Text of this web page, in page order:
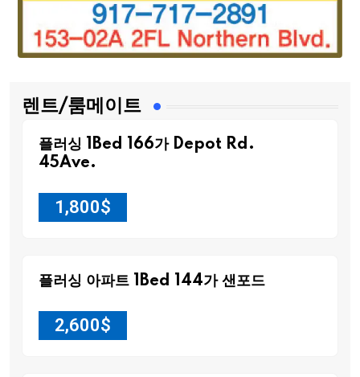
렌트/룸메이트
플러싱 1Bed 166가 Depot Rd.
45Ave.
1,800$
플러싱 아파트 1Bed 144가 샌포드
2,600$